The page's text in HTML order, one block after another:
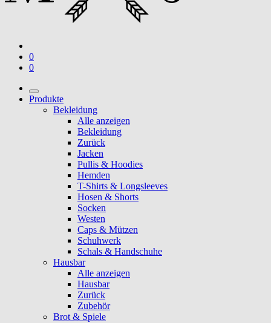
0
0
Produkte
Bekleidung
Alle anzeigen
Bekleidung
Zurück
Jacken
Pullis & Hoodies
Hemden
T-Shirts & Longsleeves
Hosen & Shorts
Socken
Westen
Caps & Mützen
Schuhwerk
Schals & Handschuhe
Hausbar
Alle anzeigen
Hausbar
Zurück
Zubehör
Brot & Spiele